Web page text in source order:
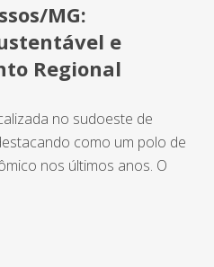
MG:
e
Regional
no sudoeste de
como um polo de
nos últimos anos. O